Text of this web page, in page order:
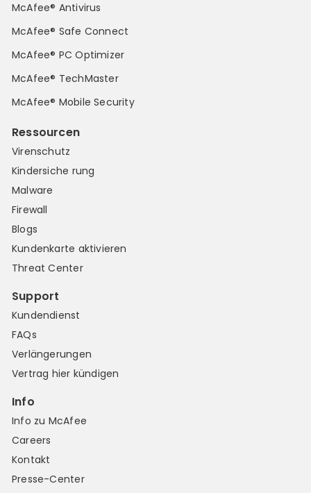
McAfee® Antivirus
McAfee® Safe Connect
McAfee® PC Optimizer
McAfee® TechMaster
McAfee® Mobile Security
Ressourcen
Virenschutz
Kindersiche rung
Malware
Firewall
Blogs
Kundenkarte aktivieren
Threat Center
Support
Kundendienst
FAQs
Verlängerungen
Vertrag hier kündigen
Info
Info zu McAfee
Careers
Kontakt
Presse-Center